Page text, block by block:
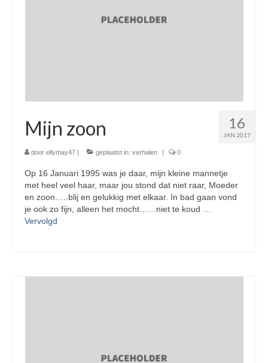
16
JAN 2017
Mijn zoon
door ellymay47 | geplaatst in: verhalen | 0
Op 16 Januari 1995 was je daar, mijn kleine mannetje
met heel veel haar, maar jou stond dat niet raar, Moeder
en zoon…..blij en gelukkig met elkaar. In bad gaan vond
je ook zo fijn, alleen het mocht……niet te koud …
Vervolgd